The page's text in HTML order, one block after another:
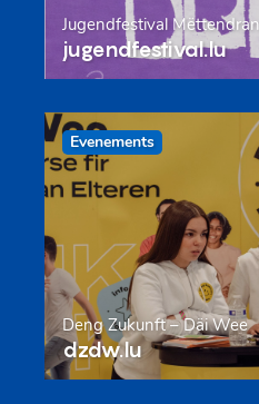
Jugendfestival Mëttendran
jugendfestival.lu
Evenements
Deng Zukunft – Däi Wee
dzdw.lu